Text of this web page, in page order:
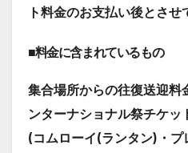
ト料金のお支払い後とさせ
■料金に含まれているもの
集合場所からの往復送迎料
ンターナショナル祭チケッ
(コムローイ(ランタン)・